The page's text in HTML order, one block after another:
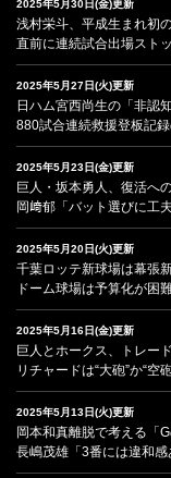
2025年5月30日(金)更新
浅村栄斗、平成生まれ初
直前に連続試合出場スト
2025年5月27日(火)更新
日ハム宮西尚生の「非認知
880試合連続救援登板記
2025年5月23日(金)更新
巨人・坂本勇人、復活へ
岡﨑郁「バット選びに工夫
2025年5月20日(火)更新
千葉ロッテ新球場は幕張
ドーム球場は予算化が困
2025年5月16日(金)更新
巨人とホークス、トレー
リチャードは“大砲”か“空
2025年5月13日(火)更新
岡本和真離脱で考える「G
長嶋茂雄「3番には違和感